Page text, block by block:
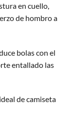
en cuello,
de hombro a
bolas con el
entallado las
de camiseta